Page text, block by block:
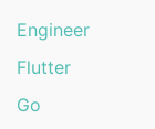
Engineer
Flutter
Go